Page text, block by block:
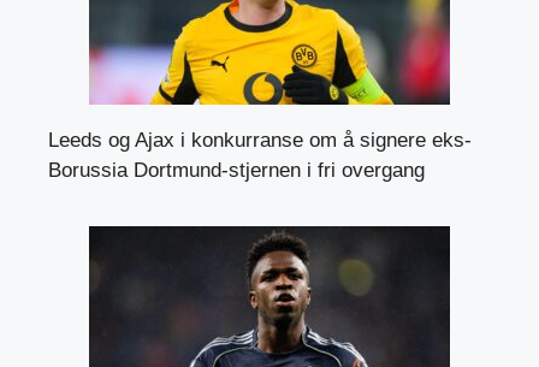
Leeds og Ajax i konkurranse om å signere eks-
Borussia Dortmund-stjernen i fri overgang